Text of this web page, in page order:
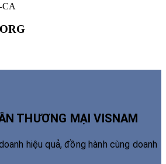
CA
THƯƠNG MẠI VISNAM
hiệu quả, đồng hành cùng doanh